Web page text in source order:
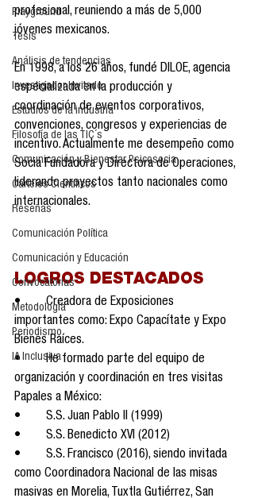
Playground
Tesis
Análisis de tendencias
Investigador Invitado
Estudios de la industria
Filosofía de las TIC´s
Comunicación y Bienestar Psicosocia
Carteles Científicos
Reseñas
Comunicación Política
Comunicación y Educación
Convocatorias
Metodología
Periodismo
IA Inclusiva
profesional, reuniendo a más de 5,000
jóvenes mexicanos.
En 1998, a los 26 años, fundé DILOE, agencia
especializada en la producción y
coordinación de eventos corporativos,
convenciones, congresos y experiencias de
incentivo. Actualmente me desempeño como
Socia Fundadora y Directora de Operaciones,
liderando proyectos tanto nacionales como
internacionales.
LOGROS DESTACADOS
•	Creadora de Exposiciones
importantes como: Expo Capacítate y Expo
Bienes Raíces.
•	He formado parte del equipo de
organización y coordinación en tres visitas
Papales a México:
•	S.S. Juan Pablo II (1999)
•	S.S. Benedicto XVI (2012)
•	S.S. Francisco (2016), siendo invitada
como Coordinadora Nacional de las misas
masivas en Morelia, Tuxtla Gutiérrez, San